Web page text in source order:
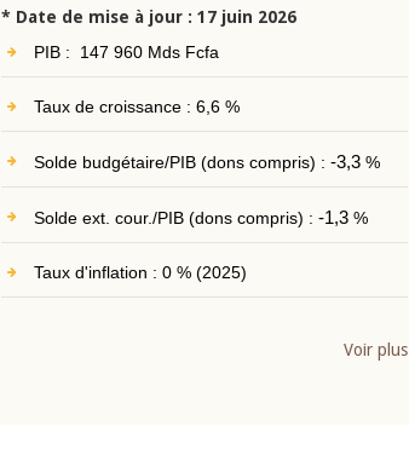
* Date de mise à jour : 17 juin 2026
PIB : 147 960 Mds Fcfa
Taux de croissance : 6,6 %
Solde budgétaire/PIB (dons compris) : -3,3%
Solde ext. cour./PIB (dons compris) : -1,3%
Taux d'inflation : 0 % (2025)
Voir plus